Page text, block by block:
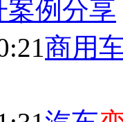
例分享
商用